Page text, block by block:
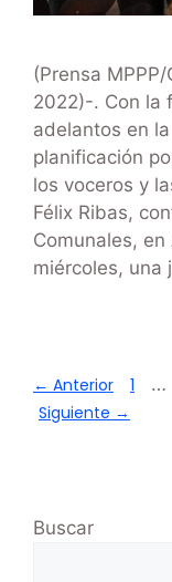
(Prensa
2022)-. Con la
adelantos en
planificación
los voceros y
Félix Ribas,
Comunales,
miércoles,
← Anterior 1 …
Siguiente →
Buscar